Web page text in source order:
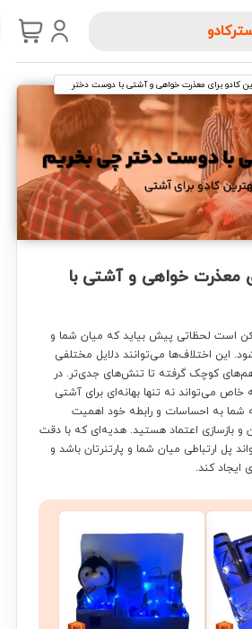
کادو برای معذرت خواهی و آشتی با دوست دختر
معذرت خواهی و آشتی با
است لحظاتی پیش بیاید که میان شما و
این اختلاف‌ها می‌توانند دلایل مختلفی
کوچک گرفته تا تنش‌های جدی‌تر. در
می‌تواند نه تنها بهانه‌ای برای آشتی
شما به احساسات و رابطه خود اهمیت
و بازسازی اعتماد هستید. هدیه‌ای که با دقت
پل ارتباطی میان شما و پارتنرتان باشد و
ایجاد کند.